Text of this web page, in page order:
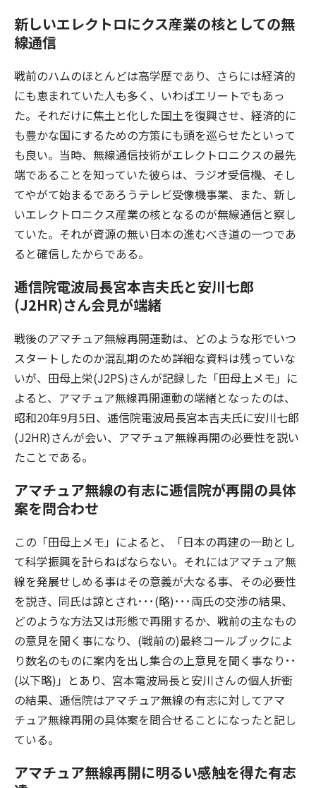
新しいエレクトロにクス産業の核としての無
線通信
戦前のハムのほとんどは高学歴であり、さらには経済的
にも恵まれていた人も多く、いわばエリートでもあっ
た。それだけに焦土と化した国土を復興させ、経済的に
も豊かな国にするための方策にも頭を巡らせたといって
も良い。当時、無線通信技術がエレクトロニクスの最先
端であることを知っていた彼らは、ラジオ受信機、そし
てやがて始まるであろうテレビ受像機事業、また、新し
いエレクトロニクス産業の核となるのが無線通信と察し
ていた。それが資源の無い日本の進むべき道の一つであ
ると確信したからである。
逓信院電波局長宮本吉夫氏と安川七郎
(J2HR)さん会見が端緒
戦後のアマチュア無線再開運動は、どのような形でいつ
スタートしたのか混乱期のため詳細な資料は残っていな
いが、田母上栄(J2PS)さんが記録した「田母上メモ」に
よると、アマチュア無線再開運動の端緒となったのは、
昭和20年9月5日、逓信院電波局長宮本吉夫氏に安川七郎
(J2HR)さんが会い、アマチュア無線再開の必要性を説い
たことである。
アマチュア無線の有志に逓信院が再開の具体
案を問合わせ
この「田母上メモ」によると、「日本の再建の一助とし
て科学振興を計らねばならない。それにはアマチュア無
線を発展せしめる事はその意義が大なる事、その必要性
を説き、同氏は諒とされ･･･(略)･･･両氏の交渉の結果、
どのような方法又は形態で再開するか、戦前の主なもの
の意見を聞く事になり、(戦前の)最終コールブックによ
り数名のものに案内を出し集合の上意見を聞く事なり･･
(以下略)」とあり、宮本電波局長と安川さんの個人折衝
の結果、逓信院はアマチュア無線の有志に対してアマ
チュア無線再開の具体案を問合せることになったと記し
ている。
アマチュア無線再開に明るい感触を得た有志